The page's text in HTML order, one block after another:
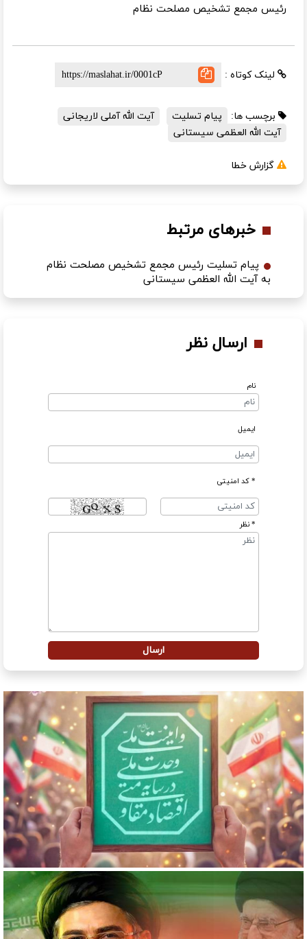
رئیس مجمع تشخیص مصلحت نظام
لینک کوتاه :
برچسب ها: پیام تسلیت
آیت الله آملی لاریجانی
آیت الله العظمی سیستانی
گزارش خطا
خبرهای مرتبط
پیام تسلیت رئیس مجمع تشخیص مصلحت نظام
به آیت الله العظمی سیستانی
ارسال نظر
نام
ایمیل
* کد امنیتی
* نظر